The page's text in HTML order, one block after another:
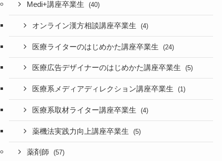
Medi+講座卒業生 (40)
オンライン漢方相談講座卒業生 (4)
医療ライターのはじめかた講座卒業生 (24)
医療広告デザイナーのはじめかた講座卒業生 (5)
医療系メディアディレクション講座卒業生 (1)
医療系取材ライター講座卒業生 (4)
薬機法実践力向上講座卒業生 (5)
薬剤師 (57)